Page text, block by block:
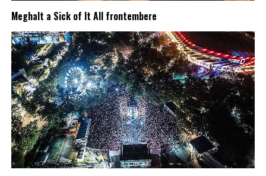
Meghalt a Sick of It All frontembere